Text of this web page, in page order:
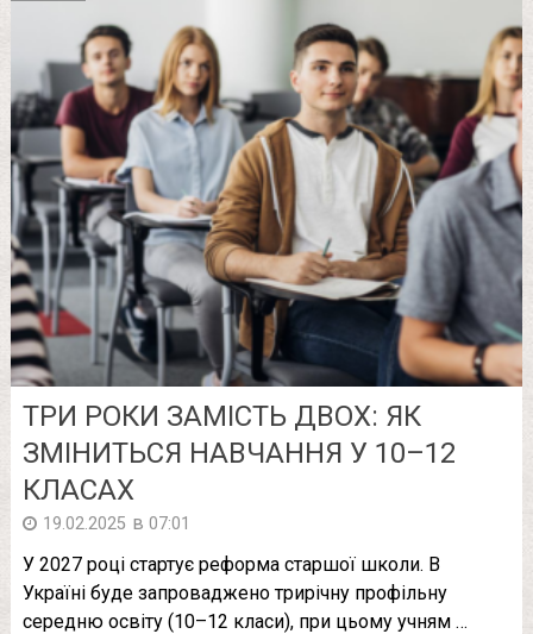
ТРИ РОКИ ЗАМІСТЬ ДВОХ: ЯК
ЗМІНИТЬСЯ НАВЧАННЯ У 10–12
КЛАСАХ
19.02.2025 в 07:01
У 2027 році стартує реформа старшої школи. В
Україні буде запроваджено трирічну профільну
середню освіту (10–12 класи), при цьому учням …